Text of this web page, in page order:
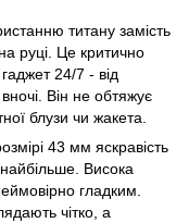
титану замість
руці. Це критично
24/7 - від
Він не обтяжує
блузи чи жакета.
43 мм яскравість
Висока
гладким.
чітко, а